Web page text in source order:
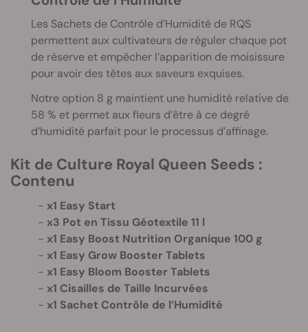
Les Sachets de Contrôle d’Humidité de RQS
permettent aux cultivateurs de réguler chaque pot
de réserve et empêcher l’apparition de moisissure
pour avoir des têtes aux saveurs exquises.
Notre option 8 g maintient une humidité relative de
58 % et permet aux fleurs d’être à ce degré
d’humidité parfait pour le processus d’affinage.
Kit de Culture Royal Queen Seeds :
Contenu
x1 Easy Start
x3 Pot en Tissu Géotextile 11 l
x1 Easy Boost Nutrition Organique 100 g
x1 Easy Grow Booster Tablets
x1 Easy Bloom Booster Tablets
x1 Cisailles de Taille Incurvées
x1 Sachet Contrôle de l’Humidité